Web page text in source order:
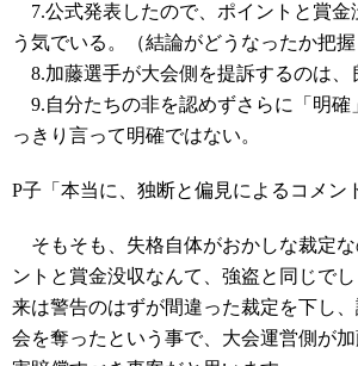
7.公式発表したので、ポイントと賞金
う気でいる。（結論がどうなったか把握
8.加藤選手が大会側を提訴するのは、
9.自分たちの非を認めずさらに「明確
っきり言って明確ではない。
P子「本当に、独断と偏見によるコメン
そもそも、失格自体がおかしな裁定な
ントと賞金没収なんて、強盗と同じで
来は警告のはずが間違った裁定を下し
会を奪ったという事で、大会運営側が